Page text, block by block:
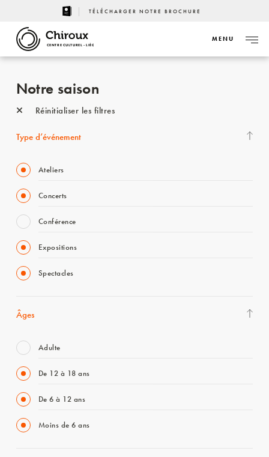
TÉLÉCHARGER NOTRE BROCHURE
CENTRE CULTUREL - LIÈGE
MENU
Notre saison
Réinitialiser les filtres
Type d’événement
Ateliers
Concerts
Conférence
Expositions
Spectacles
Âges
Adulte
De 12 à 18 ans
De 6 à 12 ans
Moins de 6 ans